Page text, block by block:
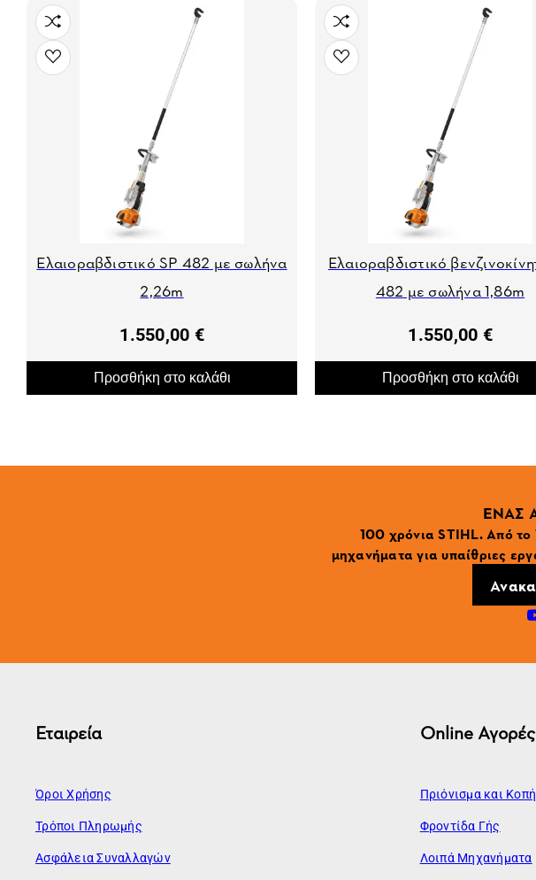
Ελαιοραβδιστικό SP 482 με σωλήνα
2,26m
1.550,00 €
Προσθήκη στο καλάθι
Ελαιοραβδιστικό
482 με σωλήνα 1,86m
1.550,00 €
Προσθήκη στο καλάθι
ΕΝΑΣ
100 χρόνια STIHL. Από το
μηχανήματα για υπαίθριες
Εταιρεία
Όροι Χρήσης
Τρόποι Πληρωμής
Ασφάλεια Συναλλαγών
Online Αγορές
Πριόνισμα και Κοπή
Φροντίδα Γής
Λοιπά Μηχανήματα